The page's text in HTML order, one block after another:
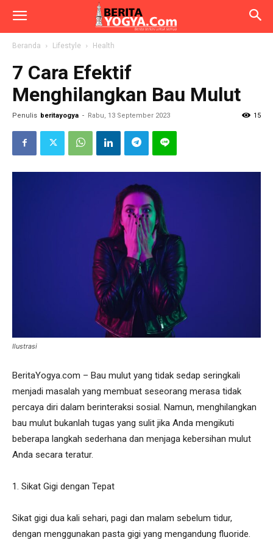
Beranda Lifestyle Health
7 Cara Efektif
Menghilangkan Bau Mulut
Penulis beritayogya - Rabu, 13 September 2023 15
Ilustrasi
BeritaYogya.com – Bau mulut yang tidak sedap seringkali
menjadi masalah yang membuat seseorang merasa tidak
percaya diri dalam berinteraksi sosial. Namun, menghilangkan
bau mulut bukanlah tugas yang sulit jika Anda mengikuti
beberapa langkah sederhana dan menjaga kebersihan mulut
Anda secara teratur.
1. Sikat Gigi dengan Tepat
Sikat gigi dua kali sehari, pagi dan malam sebelum tidur,
dengan menggunakan pasta gigi yang mengandung fluoride.